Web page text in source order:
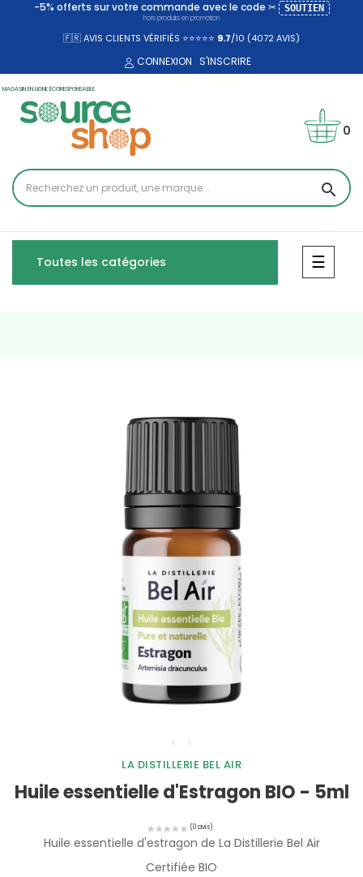
-5% offerts sur votre commande avec le code ✂ SOUTIEN
hors produits en promotion
🇫🇷 AVIS CLIENTS VÉRIFIÉS ⭐⭐⭐⭐⭐ 9.7/10 (4072AVIS)
CONNEXION S'INSCRIRE
MAGASIN EN LIGNE ÉCORESPONSABLE
search
0
Toutes les catégories ☰
LA DISTILLERIE BEL AIR
Huile essentielle d'Estragon BIO - 5ml
Huile essentielle d'estragon de La Distillerie Bel Air
Certifiée BIO